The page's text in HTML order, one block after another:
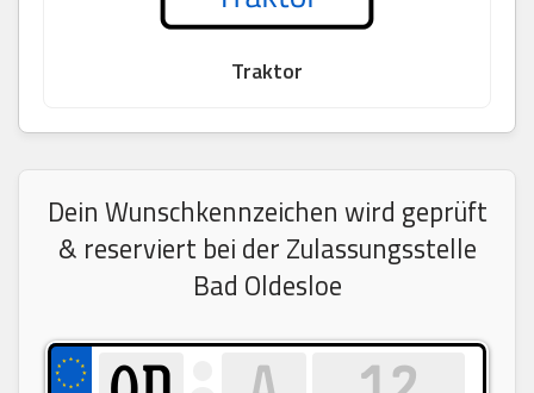
Traktor
Dein Wunschkennzeichen wird geprüft
& reserviert bei der Zulassungsstelle
Bad Oldesloe